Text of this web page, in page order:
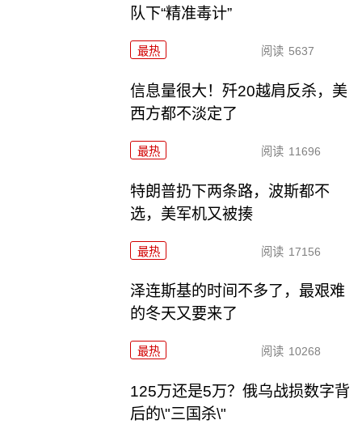
队下“精准毒计”
最热 阅读 5637
信息量很大！歼20越肩反杀，美
西方都不淡定了
最热 阅读 11696
特朗普扔下两条路，波斯都不
选，美军机又被揍
最热 阅读 17156
泽连斯基的时间不多了，最艰难
的冬天又要来了
最热 阅读 10268
125万还是5万？俄乌战损数字背
后的\"三国杀\"